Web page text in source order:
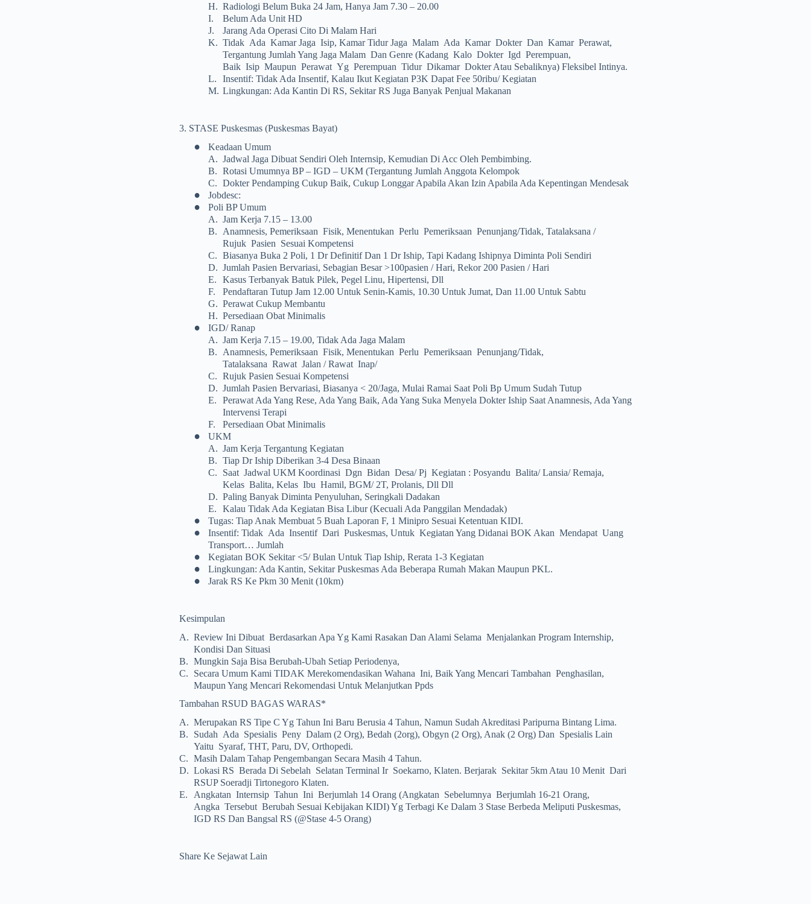
H. Radiologi Belum Buka 24 Jam, Hanya Jam 7.30 – 20.00
I.
Belum Ada Unit HD
J.
Jarang Ada Operasi Cito Di Malam Hari
K. Tidak Ada Kamar Jaga Isip, Kamar Tidur Jaga Malam Ada Kamar Dokter Dan Kamar Perawat,
Tergantung Jumlah Yang Jaga Malam Dan Genre (kadang Kalo Dokter Igd Perempuan,
Baik Isip Maupun Perawat Yg Perempuan Tidur Dikamar Dokter Atau Sebaliknya) Fleksibel Intinya.
L.
Insentif: Tidak Ada Insentif, Kalau Ikut Kegiatan P3K Dapat Fee 50ribu/ Kegiatan
M. Lingkungan: Ada Kantin Di RS, Sekitar RS Juga Banyak Penjual Makanan
3. STASE Puskesmas (Puskesmas Bayat)
•
Keadaan Umum
A. Jadwal Jaga Dibuat Sendiri Oleh Internsip, Kemudian Di Acc Oleh Pembimbing.
B. Rotasi Umumnya BP – IGD – UKM (tergantung Jumlah Anggota Kelompok
C. Dokter Pendamping Cukup Baik, Cukup Longgar Apabila Akan Izin Apabila Ada Kepentingan Mendesak
• Jobdesc:
•
Poli BP Umum
A. Jam Kerja 7.15 – 13.00
B.
Anamnesis, Pemeriksaan Fisik, Menentukan Perlu Pemeriksaan Penunjang/tidak, Tatalaksana /
Rujuk Pasien Sesuai Kompetensi
C. Biasanya Buka 2 Poli, 1 Dr Definitif Dan 1 Dr Iship, Tapi Kadang Ishipnya Diminta Poli Sendiri
D. Jumlah Pasien Bervariasi, Sebagian Besar >100pasien / Hari, Rekor 200 Pasien / Hari
E.
Kasus Terbanyak Batuk Pilek, Pegel Linu, Hipertensi, Dll
F.
Pendaftaran Tutup Jam 12.00 Untuk Senin-Kamis, 10.30 Untuk Jumat, Dan 11.00 Untuk Sabtu
G. Perawat Cukup Membantu
H. Persediaan Obat Minimalis
•
IGD/ Ranap
A. Jam Kerja 7.15 – 19.00, Tidak Ada Jaga Malam
B.
Anamnesis, Pemeriksaan Fisik, Menentukan Perlu Pemeriksaan Penunjang/tidak,
Tatalaksana Rawat Jalan / Rawat Inap/
C. Rujuk Pasien Sesuai Kompetensi
D. Jumlah Pasien Bervariasi, Biasanya < 20/jaga, Mulai Ramai Saat Poli Bp Umum Sudah Tutup
E.
Perawat Ada Yang Rese, Ada Yang Baik, Ada Yang Suka Menyela Dokter Iship Saat Anamnesis, Ada Yang
Intervensi Terapi
F.
Persediaan Obat Minimalis
•
UKM
A. Jam Kerja Tergantung Kegiatan
B. Tiap Dr Iship Diberikan 3-4 Desa Binaan
C.
Saat Jadwal UKM Koordinasi Dgn Bidan Desa/ Pj Kegiatan : Posyandu Balita/ Lansia/ Remaja,
Kelas Balita, Kelas Ibu Hamil, BGM/ 2T, Prolanis, Dll Dll
D. Paling Banyak Diminta Penyuluhan, Seringkali Dadakan
E.
Kalau Tidak Ada Kegiatan Bisa Libur (kecuali Ada Panggilan Mendadak)
• Tugas: Tiap Anak Membuat 5 Buah Laporan F, 1 Minipro Sesuai Ketentuan KIDI.
•
Insentif: Tidak Ada Insentif Dari Puskesmas, Untuk Kegiatan Yang Didanai BOK Akan Mendapat Uang
Transport… Jumlah
• Kegiatan BOK Sekitar <5/ Bulan Untuk Tiap Iship, Rerata 1-3 Kegiatan
• Lingkungan: Ada Kantin, Sekitar Puskesmas Ada Beberapa Rumah Makan Maupun PKL.
• Jarak RS Ke Pkm 30 Menit (10km)
Kesimpulan
A. Review Ini Dibuat Berdasarkan Apa Yg Kami Rasakan Dan Alami Selama Menjalankan Program Internship,
Kondisi Dan Situasi
B. Mungkin Saja Bisa Berubah-Ubah Setiap Periodenya,
C.
Secara Umum Kami TIDAK Merekomendasikan Wahana Ini, Baik Yang Mencari Tambahan Penghasilan,
Maupun Yang Mencari Rekomendasi Untuk Melanjutkan Ppds
Tambahan RSUD BAGAS WARAS*
A. Merupakan RS Tipe C Yg Tahun Ini Baru Berusia 4 Tahun, Namun Sudah Akreditasi Paripurna Bintang Lima.
B.
Sudah Ada Spesialis Peny Dalam (2 Org), Bedah (2org), Obgyn (2 Org), Anak (2 Org) Dan Spesialis Lain
Yaitu Syaraf, THT, Paru, DV, Orthopedi.
C. Masih Dalam Tahap Pengembangan Secara Masih 4 Tahun.
D. Lokasi RS Berada Di Sebelah Selatan Terminal Ir Soekarno, Klaten. Berjarak Sekitar 5km Atau 10 Menit Dari
RSUP Soeradji Tirtonegoro Klaten.
E.
Angkatan Internsip Tahun Ini Berjumlah 14 Orang (angkatan Sebelumnya Berjumlah 16-21 Orang,
Angka Tersebut Berubah Sesuai Kebijakan KIDI) Yg Terbagi Ke Dalam 3 Stase Berbeda Meliputi Puskesmas,
IGD RS Dan Bangsal RS (@stase 4-5 Orang)
Share Ke Sejawat Lain